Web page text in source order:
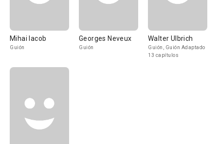
Mihai Iacob
Guión
Georges Neveux
Guión
Walter Ulbrich
Guión, Guión Adaptado
13 capítulos